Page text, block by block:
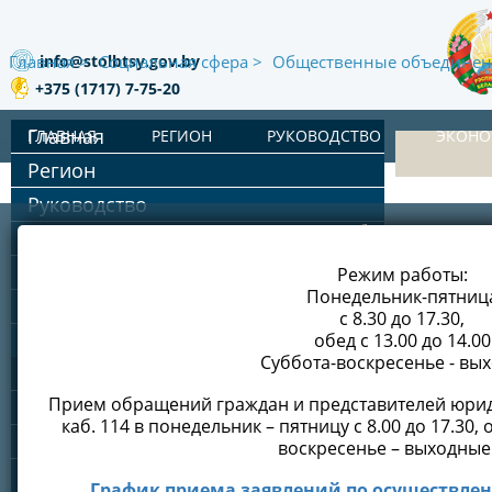
info@stolbtsy.gov.by
+375 (1717) 7-75-20
ГЛАВНАЯ РЕГИОН РУКОВОДСТВО
АДРЕС: 222666, г. Столбцы, ул.
РЕЖИМ РАБОТЫ
Режим работы:
Понедельник-
с 8.30 до 17.30,
обед с 13.00 до 14.00
Суббота-воскресенье -
Прием обращений граждан и представителей
каб. 114 в понедельник – пятницу с 8.00 до 17.30,
воскресенье –
ТЕЛЕФОН/ФАКС:+375 (1717) 5-
info@stolbtsy.gov.by(для
ТЕЛЕФОН «ГОРЯЧЕЙ ЛИНИИ»
Главная Социальная сфера Общественные
Главная
Регион
Руководство
Здравоохранение
Образование
Культура
Наш
Время
Каждый